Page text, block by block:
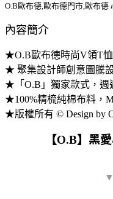
O.B歐布德,歐布德門市,歐布德
內容簡介
★O.B歐布德時尚V領T恤
★ 聚集設計師創意圖騰
★「O.B」獨家款式，週
★100%精梳純棉布料，
★版權所有 © Design by
【O.B】黑